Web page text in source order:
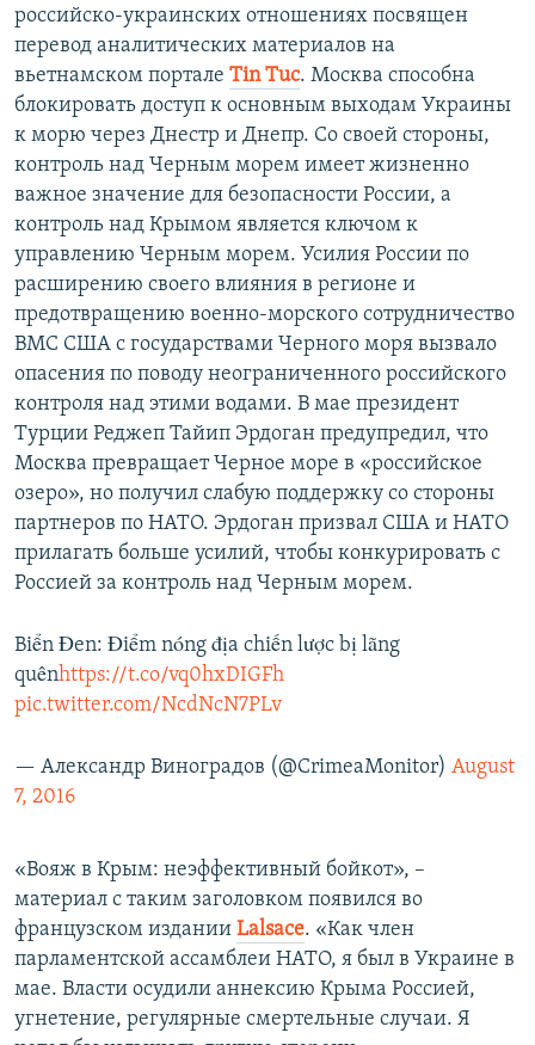
российско-украинских отношениях посвящен
перевод аналитических материалов на
вьетнамском портале Тin Тuc. Москва способна
блокировать доступ к основным выходам Украины
к морю через Днестр и Днепр. Со своей стороны,
контроль над Черным морем имеет жизненно
важное значение для безопасности России, а
контроль над Крымом является ключом к
управлению Черным морем. Усилия России по
расширению своего влияния в регионе и
предотвращению военно-морского сотрудничество
ВМС США с государствами Черного моря вызвало
опасения по поводу неограниченного российского
контроля над этими водами. В мае президент
Турции Реджеп Тайип Эрдоган предупредил, что
Москва превращает Черное море в «российское
озеро», но получил слабую поддержку со стороны
партнеров по НАТО. Эрдоган призвал США и НАТО
прилагать больше усилий, чтобы конкурировать с
Россией за контроль над Черным морем.
Biển Đen: Điểm nóng địa chiến lược bị lãng
quênhttps://t.co/vq0hxDIGFh
pic.twitter.com/NcdNcN7PLv
— Александр Виноградов (@CrimeaMonitor) August
7, 2016
«Вояж в Крым: неэффективный бойкот», –
материал с таким заголовком появился во
французском издании Lalsace. «Как член
парламентской ассамблеи НАТО, я был в Украине в
мае. Власти осудили аннексию Крыма Россией,
угнетение, регулярные смертельные случаи. Я